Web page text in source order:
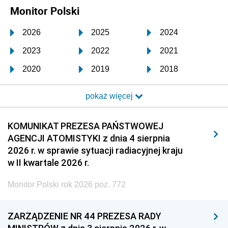
Monitor Polski
2026 2025 2024
2023 2022 2021
2020 2019 2018
2017 2016 2015
2014 2013 2012
2011 2010 2009
2008 2007 2006
2005
1996 1995 1994
pokaż więcej
KOMUNIKAT PREZESA PAŃSTWOWEJ
AGENCJI ATOMISTYKI z dnia 4 sierpnia
2026 r. w sprawie sytuacji radiacyjnej kraju
w II kwartale 2026 r.
Monitor Polski rok 2026 poz. 772
ZARZĄDZENIE NR 44 PREZESA RADY